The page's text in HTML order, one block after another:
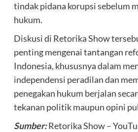
tindak pidana korupsi sebelum
hukum.
Diskusi di Retorika Show
penting mengenai tantangan
Indonesia, khususnya dalam
independensi peradilan dan
penegakan hukum berjalan
tekanan politik maupun opini
Sumber: Retorika Show –